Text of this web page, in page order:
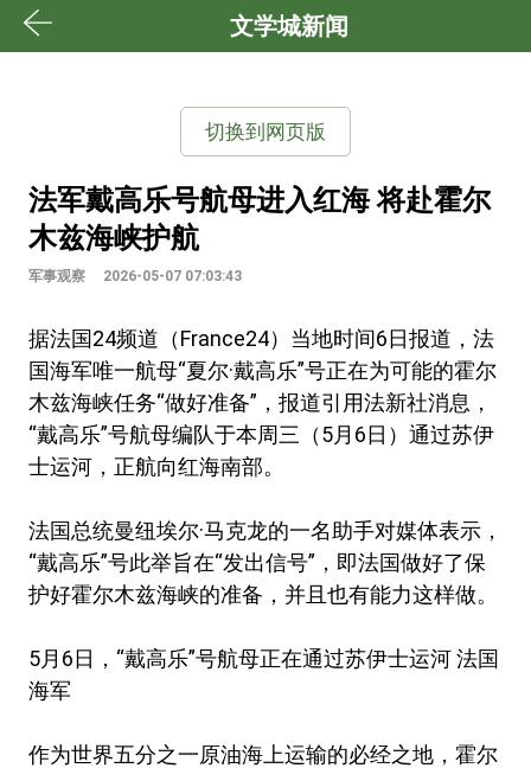
文学城新闻
切换到网页版
法军戴高乐号航母进入红海 将赴霍尔
木兹海峡护航
军事观察 2026-05-07 07:03:43
据法国24频道（France24）当地时间6日报道，法
国海军唯一航母“夏尔·戴高乐”号正在为可能的霍尔
木兹海峡任务“做好准备”，报道引用法新社消息，
“戴高乐”号航母编队于本周三（5月6日）通过苏伊
士运河，正航向红海南部。
法国总统曼纽埃尔·马克龙的一名助手对媒体表示，
“戴高乐”号此举旨在“发出信号”，即法国做好了保
护好霍尔木兹海峡的准备，并且也有能力这样做。
5月6日，“戴高乐”号航母正在通过苏伊士运河 法国
海军
作为世界五分之一原油海上运输的必经之地，霍尔